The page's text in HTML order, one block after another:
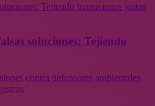
Tejiendo transiciones justas
soluciones: Tejiendo
contra defensores ambientales